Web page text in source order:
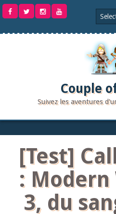
Aller
Couple
Suivez les aventures
[Test]
:
3, du